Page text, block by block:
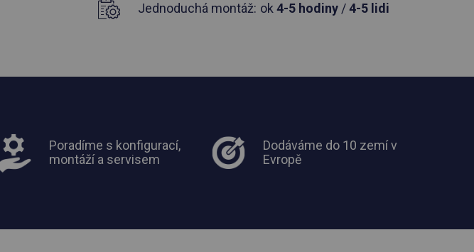
Jednoduchá montáž: ok 4-5 hodiny/4-5 lidi
Poradíme s konfigurací,
montáží a servisem
Dodáváme do 10 zemí v
Evropě